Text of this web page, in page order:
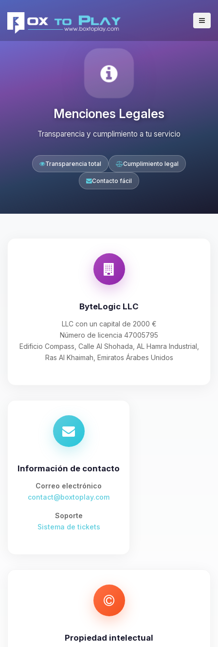
Menciones Legales
Transparencia y cumplimiento a tu servicio
Transparencia total Cumplimiento legal
Contacto fácil
ByteLogic LLC
LLC con un capital de 2000 €
Número de licencia 47005795
Edificio Compass, Calle Al Shohada, AL Hamra Industrial,
Ras Al Khaimah, Emiratos Árabes Unidos
Información de contacto
Correo electrónico
contact@boxtoplay.com
Soporte
Sistema de tickets
Propiedad intelectual
Yupi, por fin alguien con quien
hablar! Soy Choupy, tu pequeno
asistente de BoxToPlay. Cuentame